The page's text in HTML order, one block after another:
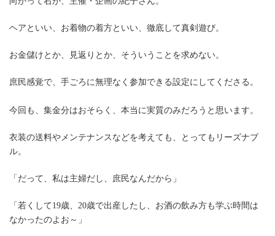
ヘアといい、お着物の着方といい、徹底して真剣遊び。
お金儲けとか、見返りとか、そういうことを求めない。
庶民感覚で、手ごろに無理なく参加できる設定にしてくださる。
今回も、集金分はおそらく、本当に実質のみだろうと思います。
衣装の送料やメンテナンスなどを考えても、とってもリーズナブ
ル。
「だって、私は主婦だし、庶民なんだから」
「若くして19歳、20歳で出産したし、お酒の飲み方も学ぶ時間は
なかったのよお～」